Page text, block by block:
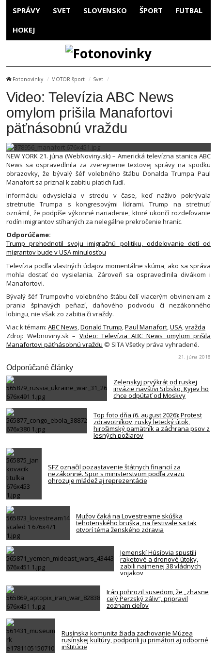
SPRÁVY SVET SLOVENSKO ŠPORT FUTBAL
HOKEJ
Fotonovinky MOTOR šport Svet
Video: Televízia ABC News
omylom prišila Manafortovi
päťnásobnú vraždu
NEW YORK 21. júna (WebNoviny.sk) – Americká televízna stanica ABC
News sa ospravedlnila za zverejnenie textovej správy na spodku
obrazovky, že bývalý šéf volebného štábu Donalda Trumpa Paul
Manafort sa priznal k zabitiu piatich ľudí.
Informáciu odvysielala v stredu v čase, keď naživo pokrývala
stretnutie Trumpa s kongresovými lídrami. Trump na stretnutí
oznámil, že podpíše výkonné nariadenie, ktoré ukončí rozdeľovanie
rodín imigrantov stíhaných za nelegálne prekročenie hraníc.
Odporúčame:
Trump prehodnotil svoju imigračnú politiku, oddeľovanie detí od
migrantov bude v USA minulosťou
Televízia podľa vlastných údajov momentálne skúma, ako sa správa
mohla dostať do vysielania. Zároveň sa ospravedlnila divákom i
Manafortovi.
Bývalý šéf Trumpovho volebného štábu čelí viacerým obvineniam z
prania špinavých peňazí, daňového podvodu či nezákonného
lobingu, nie však zo zabitia či vraždy.
Viac k témam: ABC News,Donald Trump,Paul Manafort,USA,vražda
Zdroj: Webnoviny.sk – Video: Televízia ABC News omylom prišila
Manafortovi päťnásobnú vraždu © SITA Všetky práva vyhradené.
21. júna 2018
Odporúčané články
Zelenskyj prvýkrát od ruskej
invázie navštívi Srbsko, Kyjev ho
chce odpútať od Moskvy
Top foto dňa (6. august 2026): Protest
zdravotníkov, ruský letecký útok,
hirošimský pamätník a záchrana psov z
lesných požiarov
SFZ označil pozastavenie štátnych financií za
nezákonné. Spor s ministerstvom podľa zväzu
ohrozuje mládež aj reprezentácie
Mužov čaká na Lovestreame skúška
tehotenského bruška, na festivale sa tak
otvorí téma ženského zdravia
Jemenskí Húsíovia spustili
raketové a dronové útoky,
zabili najmenej 38 vládnych
vojakov
Irán pohrozil susedom, že „zhasne
celý Perzský záliv“, pripravil
zoznam cieľov
Rusínska komunita žiada zachovanie Múzea
rusínskej kultúry, podporili ju primátori aj odborné
inštitúcie